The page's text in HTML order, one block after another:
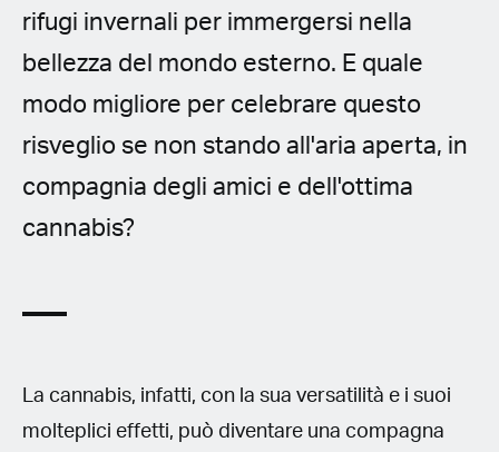
rifugi invernali per immergersi nella
bellezza del mondo esterno. E quale
modo migliore per celebrare questo
risveglio se non stando all'aria aperta, in
compagnia degli amici e dell'ottima
cannabis?
La cannabis, infatti, con la sua versatilità e i suoi
molteplici effetti, può diventare una compagna